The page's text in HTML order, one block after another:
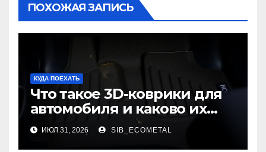
ПОХОЖАЯ ЗАПИСЬ
КУДА ПОЕХАТЬ
Что такое 3D-коврики для
автомобиля и каково их
основное назначение
ИЮЛ 31, 2026 SIB_ECOMETAL